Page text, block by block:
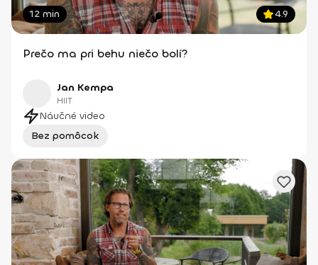
12 min 4.9
Prečo ma pri behu niečo bolí?
Jan Kempa
HIIT
Náučné video
Bez pomôcok